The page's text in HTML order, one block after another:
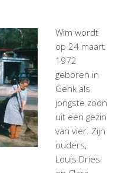
Wim wordt
op 24 maart
1972
geboren in
Genk als
jongste zoon
uit een gezin
van vier. Zijn
ouders,
Louis Dries